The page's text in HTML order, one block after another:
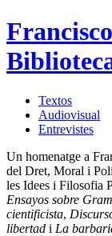
Textos
Audiovisual
Entrevistes
Un homenatge a
del Dret, Moral i
les Idees i Filosofia
Ensayos sobre
cientificista,
libertad i La